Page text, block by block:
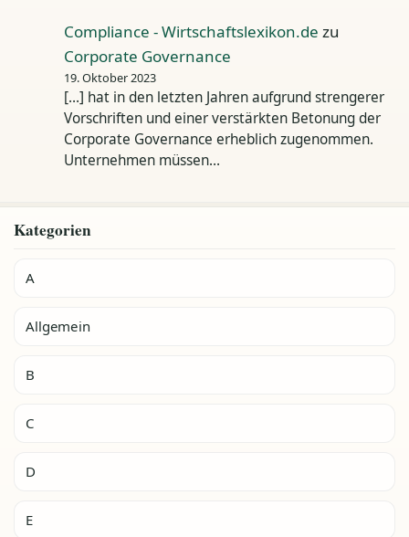
Compliance - Wirtschaftslexikon.de zu
Corporate Governance
19. Oktober 2023
[…] hat in den letzten Jahren aufgrund strengerer
Vorschriften und einer verstärkten Betonung der
Corporate Governance erheblich zugenommen.
Unternehmen müssen…
Kategorien
A
Allgemein
B
C
D
E